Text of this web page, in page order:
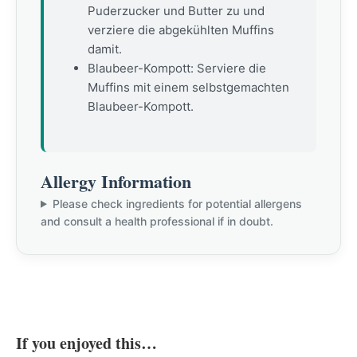
Puderzucker und Butter zu und
verziere die abgekühlten Muffins
damit.
Blaubeer-Kompott: Serviere die
Muffins mit einem selbstgemachten
Blaubeer-Kompott.
Allergy Information
Please check ingredients for potential allergens
and consult a health professional if in doubt.
If you enjoyed this…